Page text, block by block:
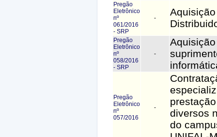
Pregão
Eletrônico
nº
061/2016
- SRP
-
Pregão
Eletrônico
nº
058/2016
- SRP
-
Pregão
Eletrônico
nº
057/2016
-
diversos
do